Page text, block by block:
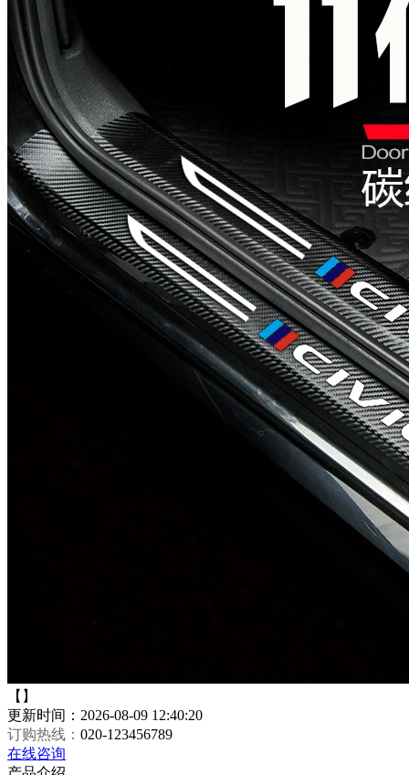
【】
更新时间：2026-08-09 12:40:20
订购热线： 020-123456789
在线咨询